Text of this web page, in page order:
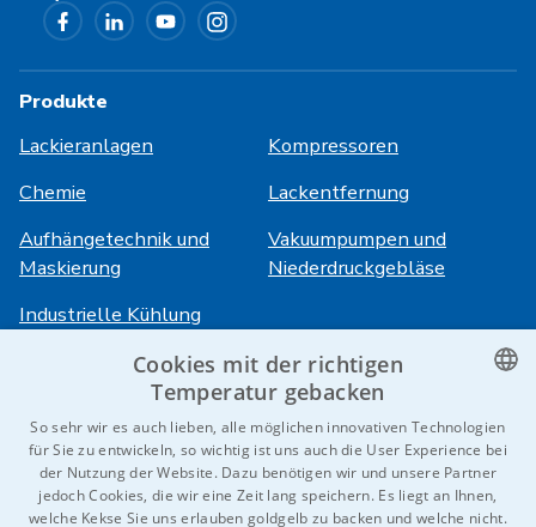
Produkte
Lackieranlagen
Kompressoren
Chemie
Lackentfernung
Aufhängetechnik und
Maskierung
Vakuumpumpen und
Niederdruckgebläse
Industrielle Kühlung
Dienstleistungen
Über ITS
Karriere
Anmeldung
HiVision
Technische Datenblätter
CZECH
GERMAN
Cookies mit der richtigen
Temperatur gebacken
So sehr wir es auch lieben, alle möglichen innovativen Technologien
für Sie zu entwickeln, so wichtig ist uns auch die User Experience bei
der Nutzung der Website. Dazu benötigen wir und unsere Partner
jedoch Cookies, die wir eine Zeit lang speichern. Es liegt an Ihnen,
welche Kekse Sie uns erlauben goldgelb zu backen und welche nicht.